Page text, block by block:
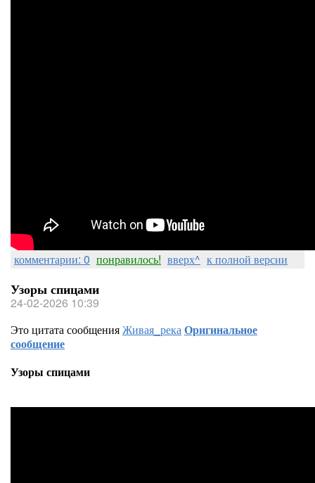
комментарии: 0 понравилось! вверх^ к полной версии
Узоры спицами
24-02-2026 10:39
Это цитата сообщенияЖивая_рекаОригинальное
сообщение
Узоры спицами